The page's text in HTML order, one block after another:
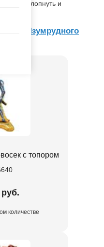
лопнуть и
Изумрудного
с топором
количестве